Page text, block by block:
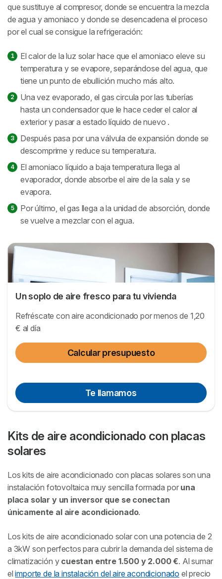
que sustituye al compresor, donde se encuentra la mezcla
de agua y amoniaco y donde se desencadena el proceso
por el cual se consigue la refrigeración:
El calor de la luz solar hace que el amoniaco eleve su
temperatura y se evapore, separándose del agua, que
tiene un punto de ebullición mucho más alto.
Una vez evaporado, el gas circula por las tuberías
hasta un condensador que le hace ceder el calor al
exterior y pasar a estado líquido de nuevo .
Después pasa por una válvula de expansión donde se
descomprime y reduce su temperatura.
El amoniaco líquido a baja temperatura llega al
evaporador, donde absorbe el aire de la sala y se
evapora.
Por último, el gas llega a la unidad de absorción, donde
se vuelve a mezclar con el agua.
Un soplo de aire fresco para tu vivienda
Refréscate con aire acondicionado por menos de 1,20
€ al día
Calcular presupuesto
Te llamamos
Kits de aire acondicionado con placas
solares
Los kits de aire acondicionado con placas solares son una
instalación fotovoltaica muy sencilla formada por una
placa solar y un inversor que se conectan
únicamente al aire acondicionado.
Los kits de aire acondicionado solar con una potencia de 2
a 3kW son perfectos para cubrir la demanda del sistema de
climatización y cuestan entre 1.500 y 2.000 €. Al sumar
elimporte de la instalación del aire acondicionado el precio